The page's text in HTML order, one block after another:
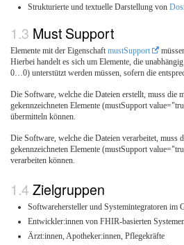
Strukturierte und textuelle Darstellung von
Must Support
Elemente mit der Eigenschaft mustSupport
Hierbei handelt es sich um Elemente, die
0…0) unterstützt werden müssen, sofern die
Die Software, welche die Dateien erstellt, muss die
gekennzeichneten Elemente (mustSupport
übermitteln können.
Die Software, welche die Dateien verarbeitet, muss
gekennzeichneten Elemente (mustSupport
verarbeiten können.
Zielgruppen
Softwarehersteller und Systemintegratoren im
Entwickler:innen von FHIR-basierten
Ärzt:innen, Apotheker:innen, Pflegekräfte